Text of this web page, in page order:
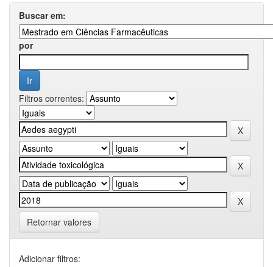
Buscar em:
por
Filtros correntes:
Retornar valores
Adicionar filtros: